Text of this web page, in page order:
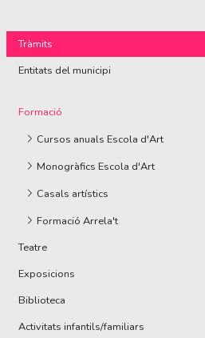
Tràmits
Entitats del municipi
Formació
Cursos anuals Escola d'Art
Monogràfics Escola d'Art
Casals artístics
Formació Arrela't
Teatre
Exposicions
Biblioteca
Activitats infantils/familiars